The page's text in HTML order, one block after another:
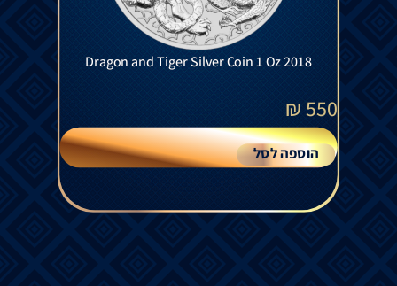
Dragon and Tiger Silver Coin 1 Oz 2018
550
₪
הוספה לסל